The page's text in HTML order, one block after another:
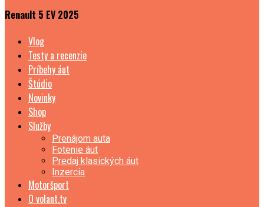
Renault 5 EV 2025
Vlog
Testy a recenzie
Príbehy áut
Štúdio
Novinky
Shop
Služby
Prenájom auta
Fotenie áut
Predaj klasických áut
Inzercia
Motoršport
O volant.tv